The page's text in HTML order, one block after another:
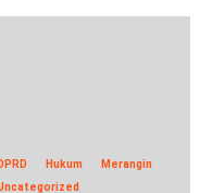
DPRD Hukum
Merangin